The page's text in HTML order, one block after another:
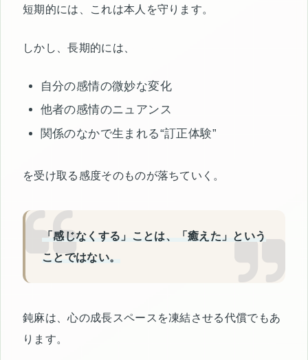
短期的には、これは本人を守ります。
しかし、長期的には、
自分の感情の微妙な変化
他者の感情のニュアンス
関係のなかで生まれる“訂正体験”
を受け取る感度そのものが落ちていく。
「感じなくする」ことは、「癒えた」という
ことではない。
鈍麻は、心の成長スペースを凍結させる代償でもあ
ります。